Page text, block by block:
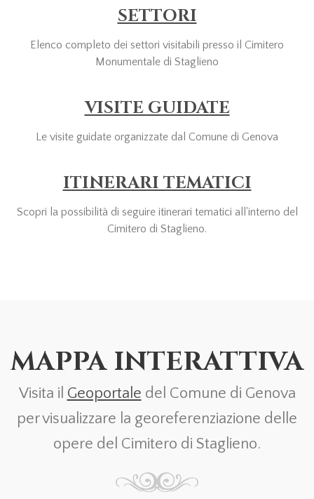
SETTORI
Elenco completo dei settori visitabili presso il Cimitero
Monumentale di Staglieno
VISITE GUIDATE
Le visite guidate organizzate dal Comune di Genova
ITINERARI TEMATICI
Scopri la possibilità di seguire itinerari tematici all'interno del
Cimitero di Staglieno.
MAPPA INTERATTIVA
Visita il Geoportale del Comune di Genova
per visualizzare la georeferenziazione delle
opere del Cimitero di Staglieno.